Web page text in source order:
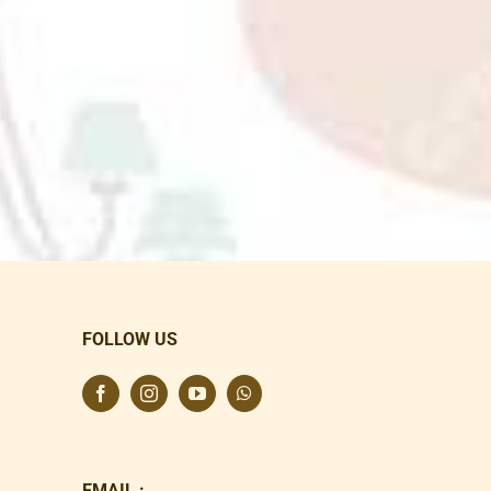
FOLLOW US